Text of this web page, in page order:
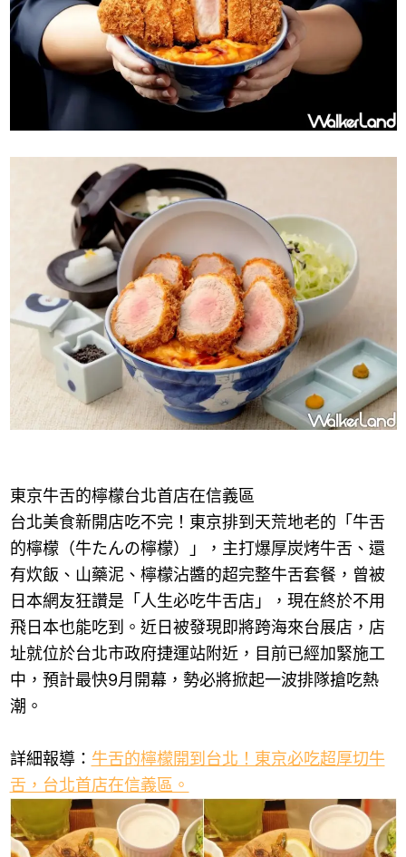
東京牛舌的檸檬台北首店在信義區
台北美食新開店吃不完！東京排到天荒地老的「牛舌
的檸檬（牛たんの檸檬）」，主打爆厚炭烤牛舌、還
有炊飯、山藥泥、檸檬沾醬的超完整牛舌套餐，曾被
日本網友狂讚是「人生必吃牛舌店」，現在終於不用
飛日本也能吃到。近日被發現即將跨海來台展店，店
址就位於台北市政府捷運站附近，目前已經加緊施工
中，預計最快9月開幕，勢必將掀起一波排隊搶吃熱
潮。
詳細報導： 牛舌的檸檬開到台北！東京必吃超厚切牛
舌，台北首店在信義區。